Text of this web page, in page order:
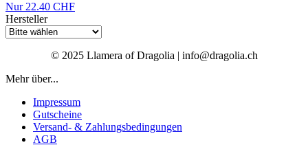
Nur 22.40 CHF
Hersteller
© 2025 Llamera of Dragolia | info@dragolia.ch
Mehr über...
Impressum
Gutscheine
Versand- & Zahlungsbedingungen
AGB